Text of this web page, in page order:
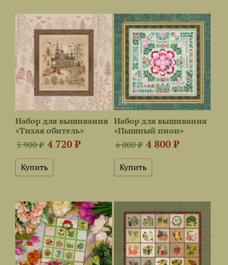
Набор для вышивания
«Тихая обитель»
5 900 ₽ 4 720 ₽
Набор для вышивания
«Пышный пион»
6 000 ₽ 4 800 ₽